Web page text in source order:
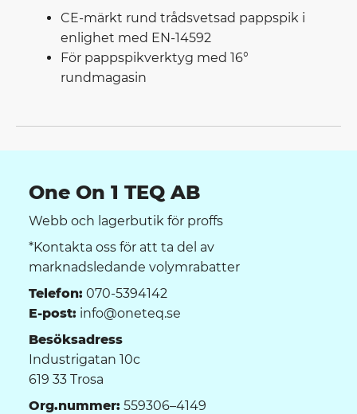
CE-märkt rund trådsvetsad pappspik i
enlighet med EN-14592
För pappspikverktyg med 16°
rundmagasin
One On 1 TEQ AB
Webb och lagerbutik för proffs
*Kontakta oss för att ta del av
marknadsledande volymrabatter
Telefon: 070-5394142
E-post: info@oneteq.se
Besöksadress
Industrigatan 10c
619 33 Trosa
Org.nummer: 559306–4149